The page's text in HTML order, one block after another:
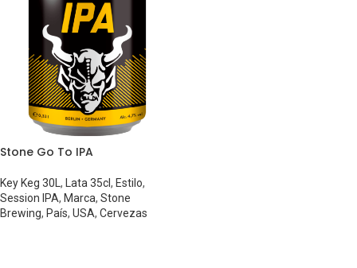
Stone Go To IPA
Key Keg 30L , Lata 35cl, Estilo,
Session IPA, Marca, Stone
Brewing, País, USA, Cervezas